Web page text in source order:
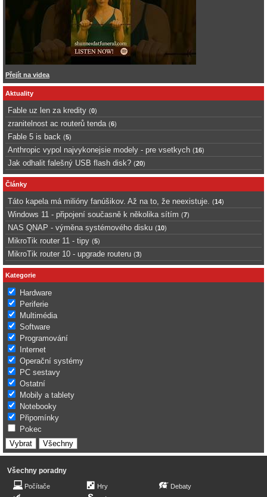
Přejít na videa
Aktuality
Fable uz len za kredity (0)
zranitelnost ac routerů tenda (6)
Fable 5 is back (5)
Anthropic vypol najvykonejsie modely - pre vsetkych (16)
Jak odhalit falešný USB flash disk? (20)
Články
Táto kapela má milióny fanúšikov. Až na to, že neexistuje. (14)
Windows 11 - připojení současně k několika sítím (7)
NAS QNAP - výměna systémového disku (10)
MikroTik router 11 - tipy (5)
MikroTik router 10 - upgrade routeru (3)
Kategorie
Hardware
Periferie
Multimédia
Software
Programování
Internet
Operační systémy
PC sestavy
Ostatní
Mobily a tablety
Notebooky
Připomínky
Pokec
Všechny poradny
Počítače
Hry
Debaty